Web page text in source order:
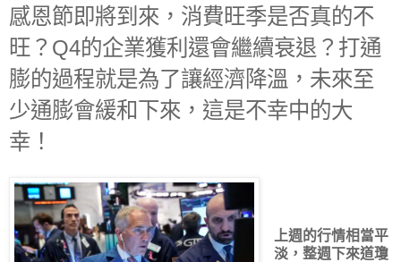
感恩節即將到來，消費旺季是否真的不
旺？Q4的企業獲利還會繼續衰退？打通
膨的過程就是為了讓經濟降溫，未來至
少通膨會緩和下來，這是不幸中的大
幸！
上週的行情相當平
淡，整週下來道瓊